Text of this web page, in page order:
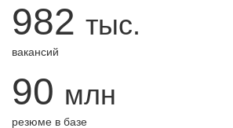
982 тыс.
вакансий
90 млн
резюме в базе